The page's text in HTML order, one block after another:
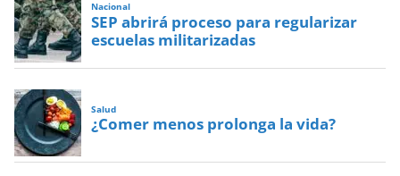
Nacional
SEP abrirá proceso para regularizar
escuelas militarizadas
Salud
¿Comer menos prolonga la vida?